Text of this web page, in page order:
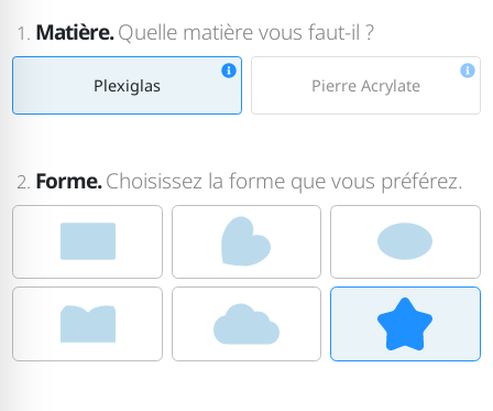
1. Matière.Quelle matière vous faut-il ?
Plexiglas Pierre Acrylate
2. Forme.Choisissez la forme que vous préférez.